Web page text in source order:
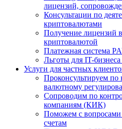
лицензий,
Консультации по
криптовалютами
Получение лицензий
криптовалютой
Платежная система
Льготы для IT-
Услуги для частных
Проконсультируем
валютному
Сопроводим по
компаниям (КИК)
Поможем с
счетам